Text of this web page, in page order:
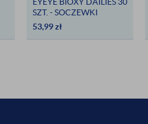
SZT. - SOCZEWKI
JEDNORAZOWE
53,99zł